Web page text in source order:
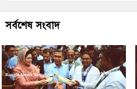
সর্বশেষ সংবাদ